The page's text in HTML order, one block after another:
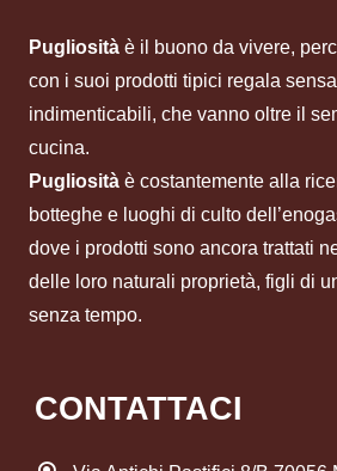
Pugliosità è il buono da vivere,
con i suoi prodotti tipici regala
indimenticabili, che vanno oltre il
cucina.
Pugliosità è costantemente alla
botteghe e luoghi di culto
dove i prodotti sono ancora trattati
delle loro naturali proprietà, figli di
senza tempo.
CONTATTACI